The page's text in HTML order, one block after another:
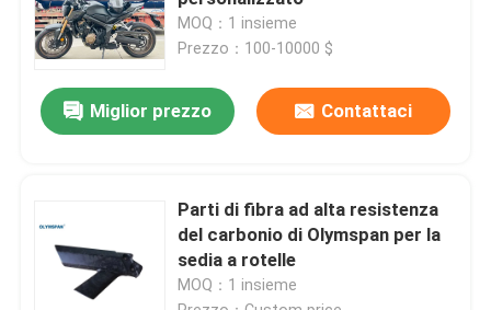
MOQ：1 insieme
Prezzo：100-10000 $
Miglior prezzo Contattaci
Parti di fibra ad alta resistenza
del carbonio di Olymspan per la
sedia a rotelle
MOQ：1 insieme